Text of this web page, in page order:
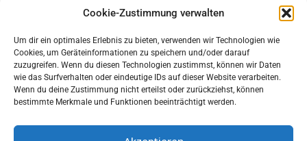
Cookie-Zustimmung verwalten
Um dir ein optimales Erlebnis zu bieten, verwenden wir Technologien wie
Cookies, um Geräteinformationen zu speichern und/oder darauf
zuzugreifen. Wenn du diesen Technologien zustimmst, können wir Daten
wie das Surfverhalten oder eindeutige IDs auf dieser Website verarbeiten.
Wenn du deine Zustimmung nicht erteilst oder zurückziehst, können
bestimmte Merkmale und Funktionen beeinträchtigt werden.